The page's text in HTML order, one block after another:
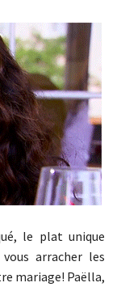
le plat unique
arracher les
mariage! Paëlla,